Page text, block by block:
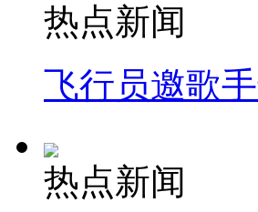
热点新闻
飞行员邀歌
热点新闻